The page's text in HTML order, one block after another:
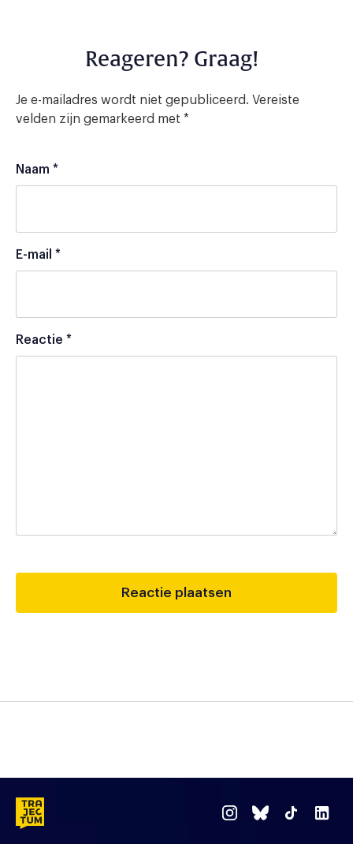
Reageren? Graag!
Je e-mailadres wordt niet gepubliceerd. Vereiste
velden zijn gemarkeerd met *
Naam *
E-mail *
Reactie *